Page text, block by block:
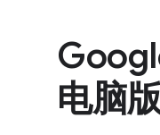
电脑